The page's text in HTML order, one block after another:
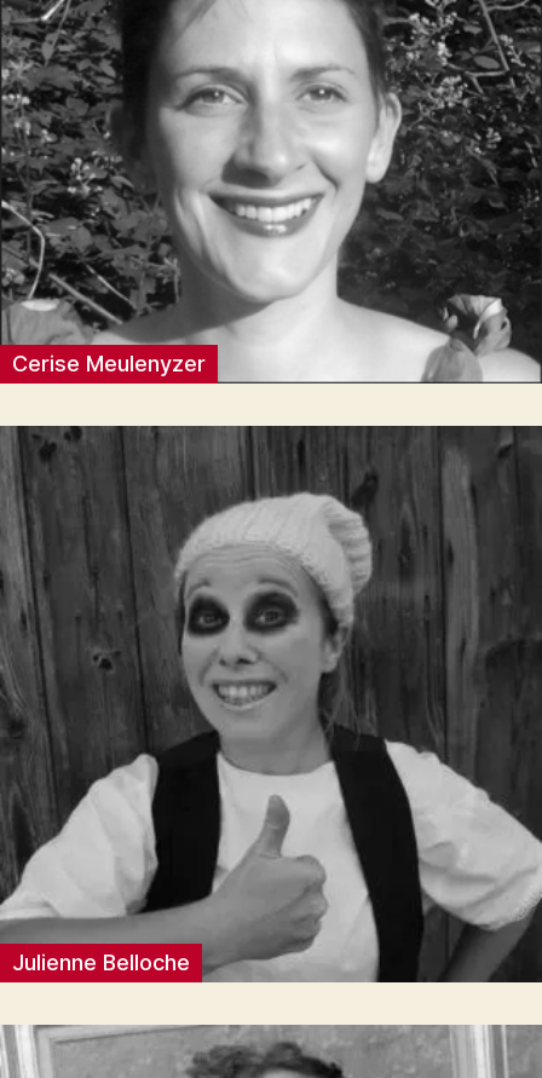
Cerise Meulenyzer
Julienne Belloche